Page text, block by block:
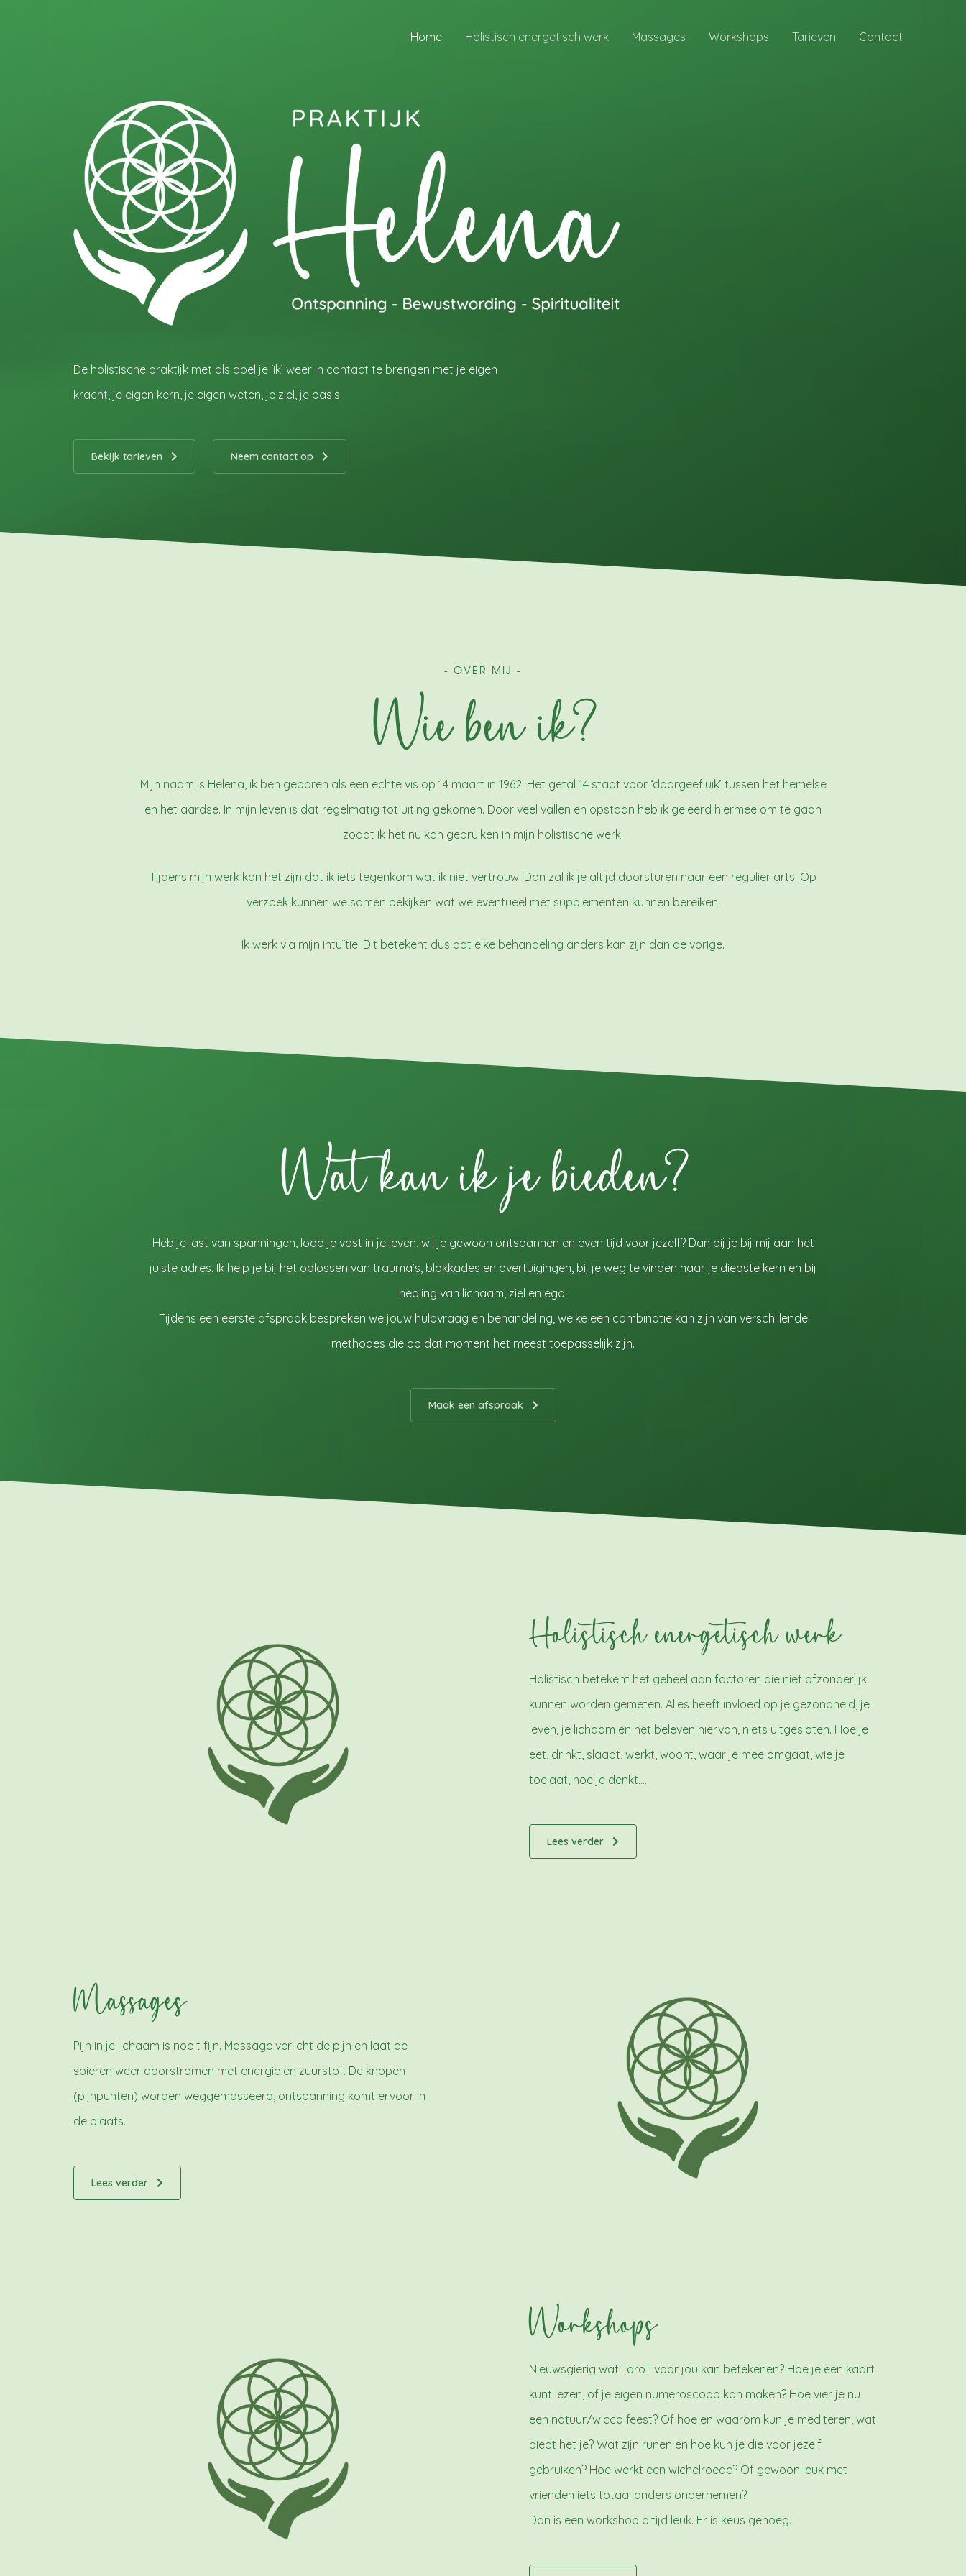
Home Holistisch energetisch werk Massages Workshops Tarieven Contact
De holistische praktijk met als doel je ‘ik’ weer in contact te brengen met je eigen
kracht, je eigen kern, je eigen weten, je ziel, je basis.
Bekijk tarieven Neem contact op
- OVER MIJ -
Wie ben ik?
Mijn naam is Helena, ik ben geboren als een echte vis op 14 maart in 1962. Het getal 14 staat voor ‘doorgeefluik’ tussen het hemelse
en het aardse. In mijn leven is dat regelmatig tot uiting gekomen. Door veel vallen en opstaan heb ik geleerd hiermee om te gaan
zodat ik het nu kan gebruiken in mijn holistische werk.
Tijdens mijn werk kan het zijn dat ik iets tegenkom wat ik niet vertrouw. Dan zal ik je altijd doorsturen naar een regulier arts. Op
verzoek kunnen we samen bekijken wat we eventueel met supplementen kunnen bereiken.
Ik werk via mijn intuïtie. Dit betekent dus dat elke behandeling anders kan zijn dan de vorige.
Wat kan ik je bieden?
Heb je last van spanningen, loop je vast in je leven, wil je gewoon ontspannen en even tijd voor jezelf? Dan bij je bij mij aan het
juiste adres. Ik help je bij het oplossen van trauma’s, blokkades en overtuigingen, bij je weg te vinden naar je diepste kern en bij
healing van lichaam, ziel en ego.
Tijdens een eerste afspraak bespreken we jouw hulpvraag en behandeling, welke een combinatie kan zijn van verschillende
methodes die op dat moment het meest toepasselijk zijn.
Maak een afspraak
Holistisch energetisch werk
Holistisch betekent het geheel aan factoren die niet afzonderlijk
kunnen worden gemeten. Alles heeft invloed op je gezondheid, je
leven, je lichaam en het beleven hiervan, niets uitgesloten. Hoe je
eet, drinkt, slaapt, werkt, woont, waar je mee omgaat, wie je
toelaat, hoe je denkt….
Lees verder
Massages
Pijn in je lichaam is nooit fijn. Massage verlicht de pijn en laat de
spieren weer doorstromen met energie en zuurstof. De knopen
(pijnpunten) worden weggemasseerd, ontspanning komt ervoor in
de plaats.
Lees verder
Workshops
Nieuwsgierig wat TaroT voor jou kan betekenen? Hoe je een kaart
kunt lezen, of je eigen numeroscoop kan maken? Hoe vier je nu
een natuur/wicca feest? Of hoe en waarom kun je mediteren, wat
biedt het je? Wat zijn runen en hoe kun je die voor jezelf
gebruiken? Hoe werkt een wichelroede? Of gewoon leuk met
vrienden iets totaal anders ondernemen?
Dan is een workshop altijd leuk. Er is keus genoeg.